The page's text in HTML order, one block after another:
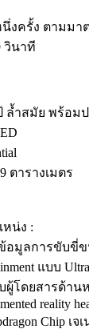
งครั้ง ตามมา
วินาที
ล้ำสมัย พร้อม
ตารางเมตร
หน่ง :
อมูลการขับขี่ข
แบบ
ผู้โดยสารด้าน
reality
Chip เจเ